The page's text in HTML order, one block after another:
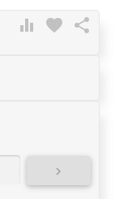
 favorite 
